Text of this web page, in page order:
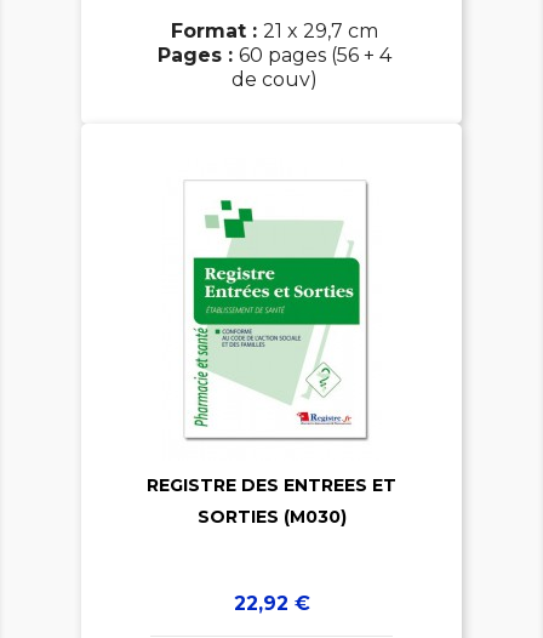
Format : 21 x 29,7 cm
Pages : 60 pages (56 + 4
de couv)


REGISTRE DES ENTREES ET
SORTIES (M030)
Prix
22,92 €